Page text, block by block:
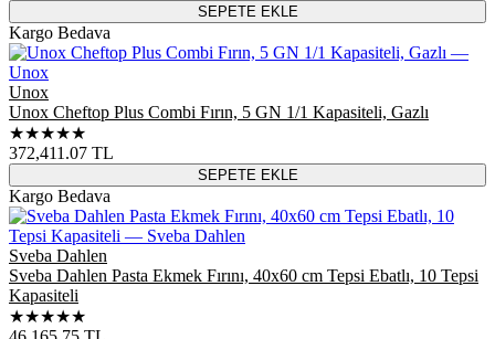
SEPETE EKLE
Kargo Bedava
Unox
Unox Cheftop Plus Combi Fırın, 5 GN 1/1 Kapasiteli, Gazlı
★★★★★
372,411.07 TL
SEPETE EKLE
Kargo Bedava
Sveba Dahlen
Sveba Dahlen Pasta Ekmek Fırını, 40x60 cm Tepsi Ebatlı, 10 Tepsi
Kapasiteli
★★★★★